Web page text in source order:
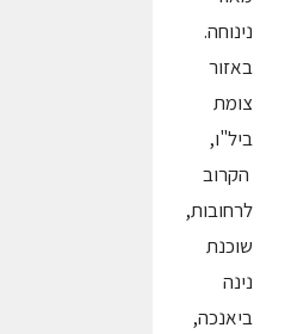
נינוחה.
באזור
צומת
ביל"ו,
הקרוב
לרחובות,
שוכנת
נינה
ביאנכה,